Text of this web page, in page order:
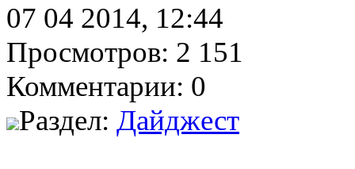
07 04 2014, 12:44
Просмотров: 2 151
Комментарии: 0
Раздел: Дайджест